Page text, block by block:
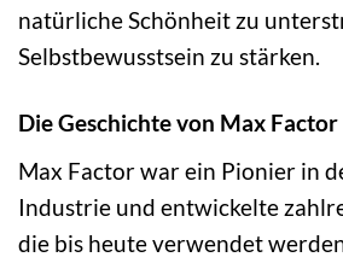
natürliche Schönheit zu
Selbstbewusstsein zu stärken.
Die Geschichte von Max Factor
Max Factor war ein Pionier in
Industrie und entwickelte
die bis heute verwendet